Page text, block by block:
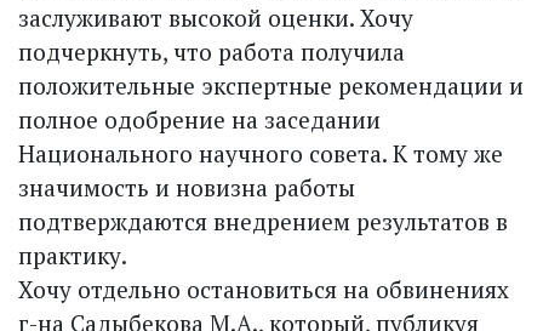
заслуживают высокой оценки. Хочу
подчеркнуть, что работа получила
положительные экспертные рекомендации и
полное одобрение на заседании
Национального научного совета. К тому же
значимость и новизна работы
подтверждаются внедрением результатов в
практику.
Хочу отдельно остановиться на обвинениях
г-на Садыбекова М.А., который, публикуя